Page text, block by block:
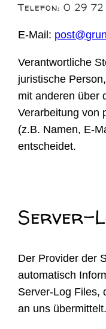
Telefon: 0 29
E-Mail:
Verantwortliche
juristische
mit anderen über
Verarbeitung von
(z.B. Namen, E-
entscheidet.
Server-
Der Provider der
automatisch
Server-Log Files,
an uns